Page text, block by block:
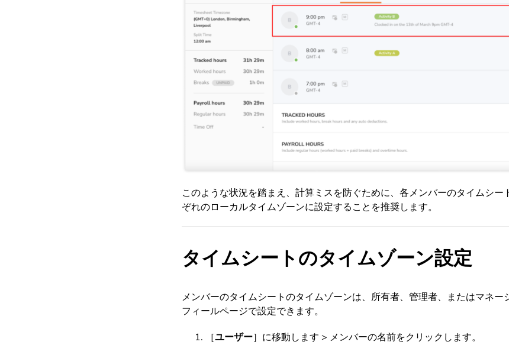
このような状況を踏まえ、計算ミスを防ぐために、各メンバーのタイムシー
ぞれのローカルタイムゾーンに設定することを推奨します。
タイムシートのタイムゾーン設定
メンバーのタイムシートのタイムゾーンは、所有者、管理者、またはマネー
フィールページで設定できます。
［ユーザー］に移動します > メンバーの名前をクリックします。